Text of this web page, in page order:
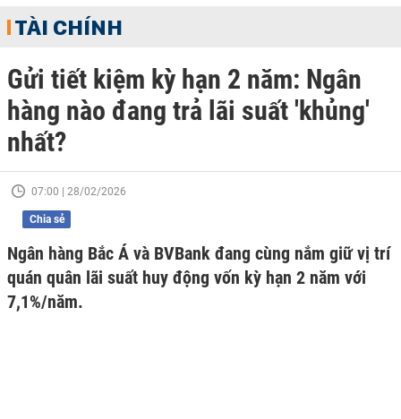
TÀI CHÍNH
Gửi tiết kiệm kỳ hạn 2 năm: Ngân
hàng nào đang trả lãi suất 'khủng'
nhất?
07:00 | 28/02/2026
Chia sẻ
Ngân hàng Bắc Á và BVBank đang cùng nắm giữ vị trí
quán quân lãi suất huy động vốn kỳ hạn 2 năm với
7,1%/năm.